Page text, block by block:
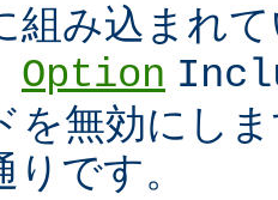
組み込まれ
Option
を無効にし
です。